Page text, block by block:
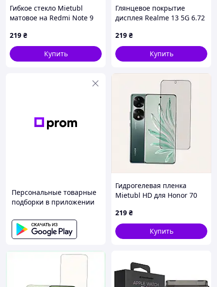
Гибкое стекло Mietubl
матовое на Redmi Note 9
219 ₴
Купить
Глянцевое покрытие
дисплея Realme 13 5G 6.72
219 ₴
Купить
Персональные товарные
подборки в приложении
Гидрогелевая пленка
Mietubl HD для Honor 70
4M0603C33
219 ₴
Купить